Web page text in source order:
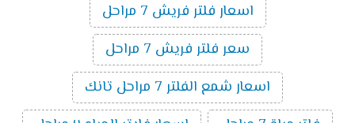
اسعار فلتر فريش 7 مراحل
سعر فلتر فريش 7 مراحل
اسعار شمع الفلتر 7 مراحل تانك